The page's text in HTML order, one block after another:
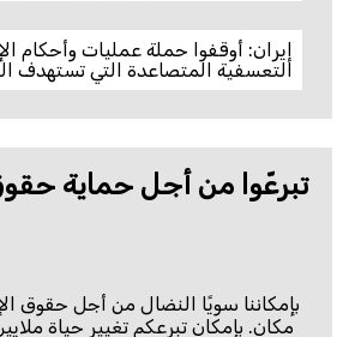
إيران: أوقفوا حملة عمليات وأحكام
التعسفية المتصاعدة التي تستهدف
تبرعّوا من أجل حماية
بإمكاننا سويًا النضال من أجل حقوق
مكان. بإمكان تبرعكم تغيير حياة